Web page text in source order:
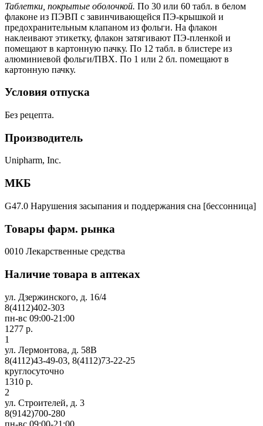
Таблетки, покрытые оболочкой. По 30 или 60 табл. в белом
флаконе из ПЭВП с завинчивающейся ПЭ-крышкой и
предохранительным клапаном из фольги. На флакон
наклеивают этикетку, флакон затягивают ПЭ-пленкой и
помещают в картонную пачку. По 12 табл. в блистере из
алюминиевой фольги/ПВХ. По 1 или 2 бл. помещают в
картонную пачку.
Условия отпуска
Без рецепта.
Производитель
Unipharm, Inc.
МКБ
G47.0 Нарушения засыпания и поддержания сна [бессонница]
Товары фарм. рынка
0010 Лекарственные средства
Наличие товара в аптеках
ул. Дзержинского, д. 16/4
8(4112)402-303
пн-вс 09:00-21:00
1277 р.
1
ул. Лермонтова, д. 58В
8(4112)43-49-03, 8(4112)73-22-25
круглосуточно
1310 р.
2
ул. Строителей, д. 3
8(9142)700-280
пн-вс 09:00-21:00